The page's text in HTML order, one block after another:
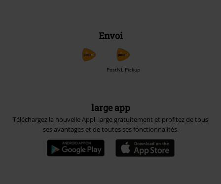
Envoi
PostNL Pickup
large app
Téléchargez la nouvelle Appli large gratuitement et profitez de tous
ses avantages et de toutes ses fonctionnalités.